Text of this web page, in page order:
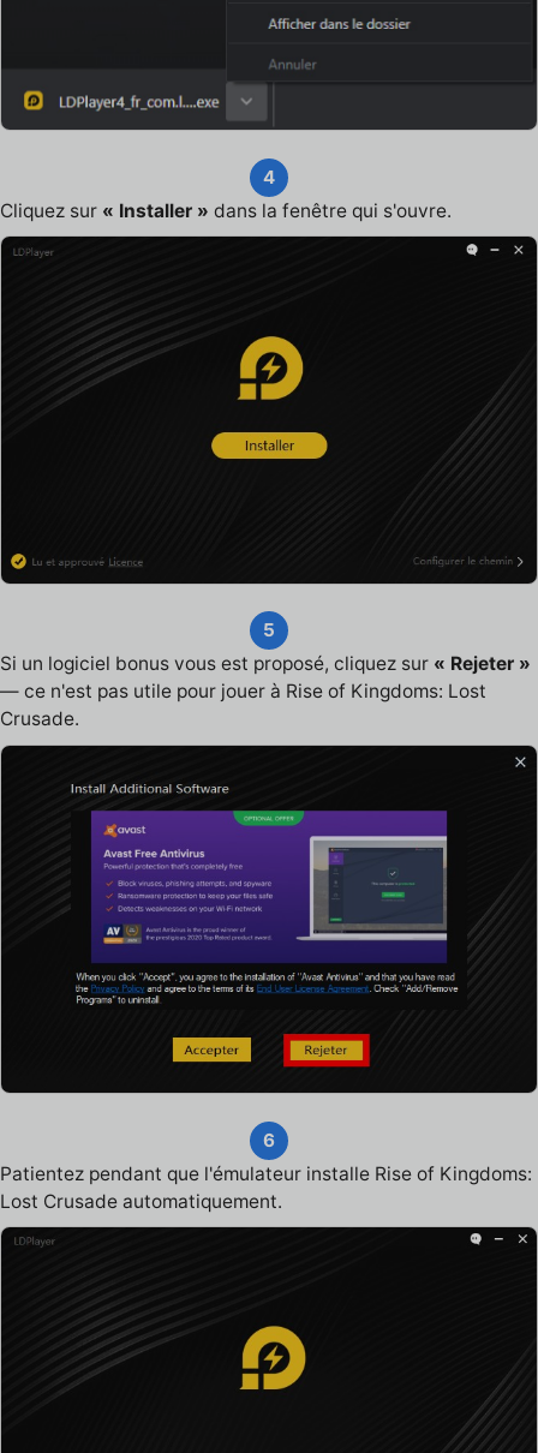
4
Cliquez sur « Installer » dans la fenêtre qui s'ouvre.
5
Si un logiciel bonus vous est proposé, cliquez sur « Rejeter »
— ce n'est pas utile pour jouer à Rise of Kingdoms: Lost
Crusade.
6
Patientez pendant que l'émulateur installe Rise of Kingdoms:
Lost Crusade automatiquement.